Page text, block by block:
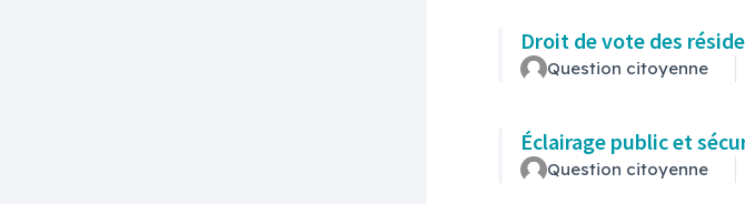
Droit de vote des
Question citoyenne
Éclairage public et
Question citoyenne